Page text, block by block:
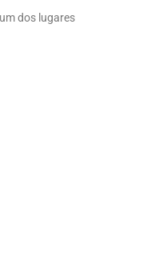
dos lugares